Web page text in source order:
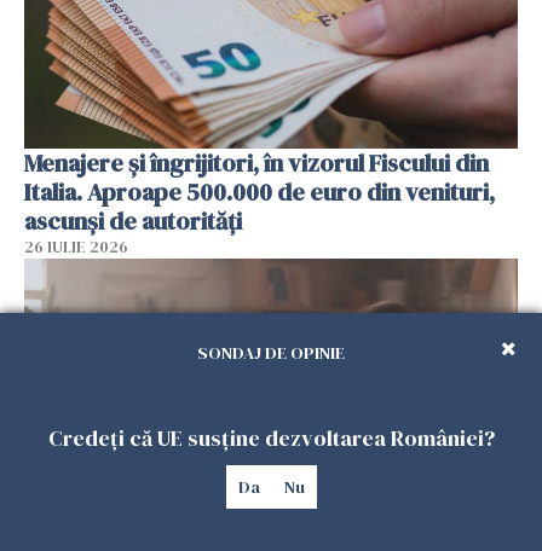
Menajere și îngrijitori, în vizorul Fiscului din
Italia. Aproape 500.000 de euro din venituri,
ascunși de autorități
26 IULIE 2026
SONDAJ DE OPINIE
Credeți că UE susține dezvoltarea României?
Da Nu